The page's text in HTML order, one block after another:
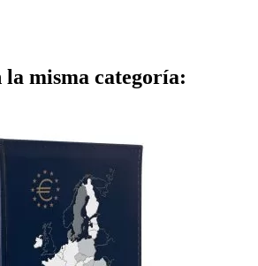
la misma categoría: